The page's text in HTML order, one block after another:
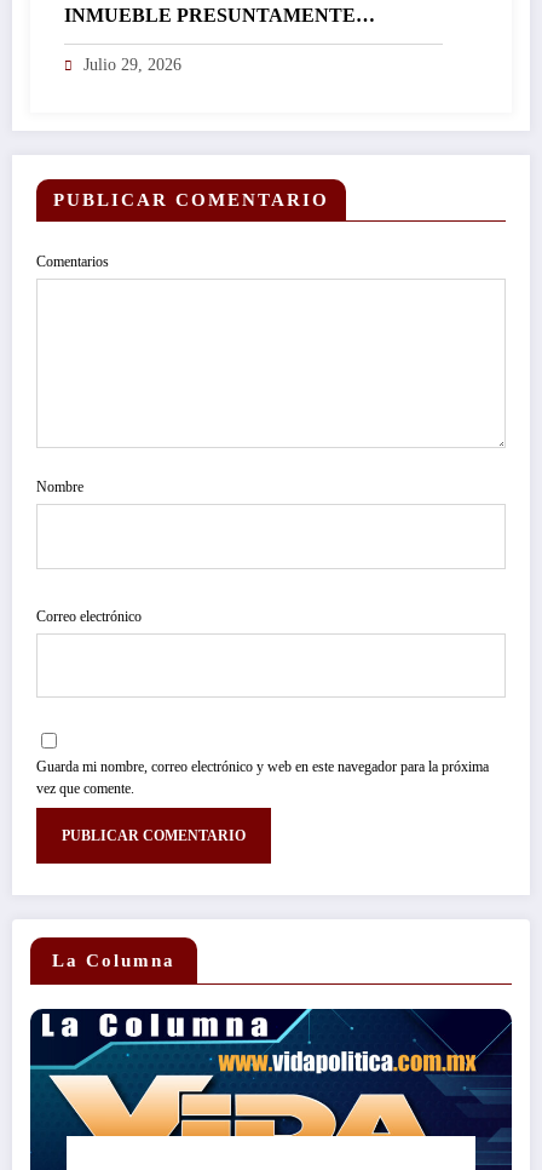
INMUEBLE PRESUNTAMENTE
UTILIZADO PARA ACTIVIDADES DE
NARCOMENUDEO EN EL INSEGURO,
Julio 29, 2026
PUBLICAR COMENTARIO
Comentarios
Nombre
Correo electrónico
Guarda mi nombre, correo electrónico y web en este navegador para la próxima
vez que comente.
La Columna